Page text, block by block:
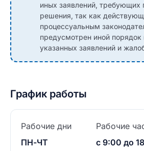
иных заявлений, требующих
решения, так как
процессуальным
предусмотрен иной порядок
указанных заявлений и
График работы
Рабочие дни
ПН-ЧТ
Рабочие
с 9:00 до